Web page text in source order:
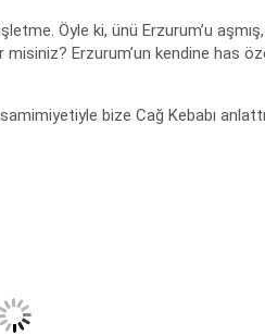
Öyle ki, ünü Erzurum’u
Erzurum’un kendine has
bize Cağ Kebabı